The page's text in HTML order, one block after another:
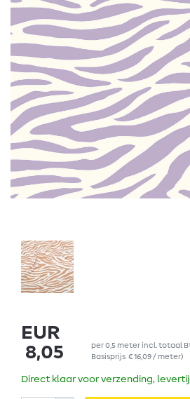
EUR
8,05
per0,5 meterincl. totaal
Basisprijs€ 16,09 / meter)
Direct klaar voor verzending,